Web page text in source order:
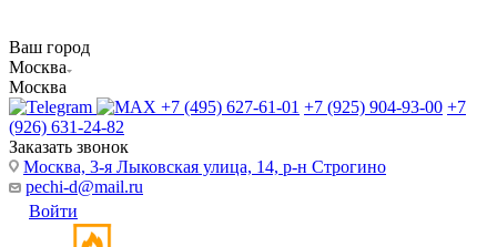
Ваш город
Москва
Москва
+7 (495) 627-61-01 +7 (925) 904-93-00 +7
(926) 631-24-82
Заказать звонок
Москва, 3-я Лыковская улица, 14, р-н Строгино
pechi-d@mail.ru
Войти